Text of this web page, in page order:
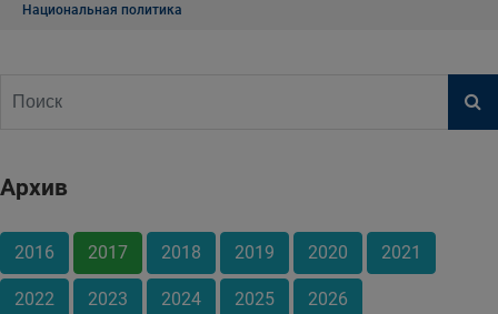
Национальная политика
Архив
2016 2017 2018 2019 2020 2021
2022 2023 2024 2025 2026